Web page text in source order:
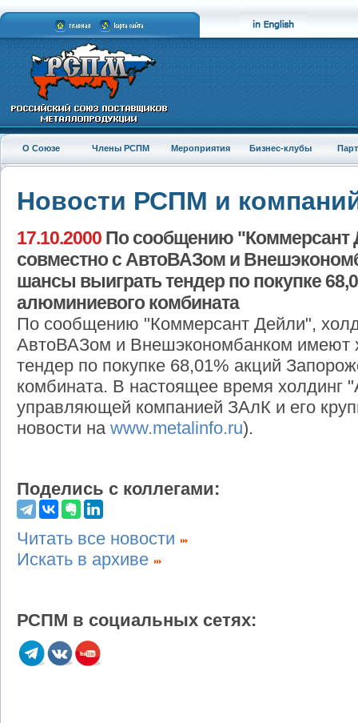
О Союзе Члены РСПМ Мероприятия Бизнес-клубы
Новости РСПМ и
17.10.2000 По сообщению "Коммерсант
совместно с АвтоВАЗом и
шансы выиграть тендер по покупке
алюминиевого комбината
По сообщению "Коммерсант Дейли",
АвтоВАЗом и Внешэкономбанком имеют
тендер по покупке 68,01% акций
комбината. В настоящее время холдинг
управляющей компанией ЗАлК и его
новости на www.metalinfo.ru).
Поделись с коллегами:
Читать все новости
Искать в архиве
РСПМ в социальных сетях: